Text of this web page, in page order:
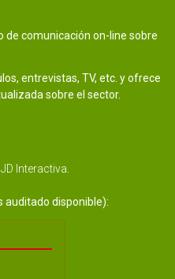
de comunicación on-line sobre
entrevistas, TV, etc. y ofrece
sobre el sector.
Interactiva
auditado disponible):